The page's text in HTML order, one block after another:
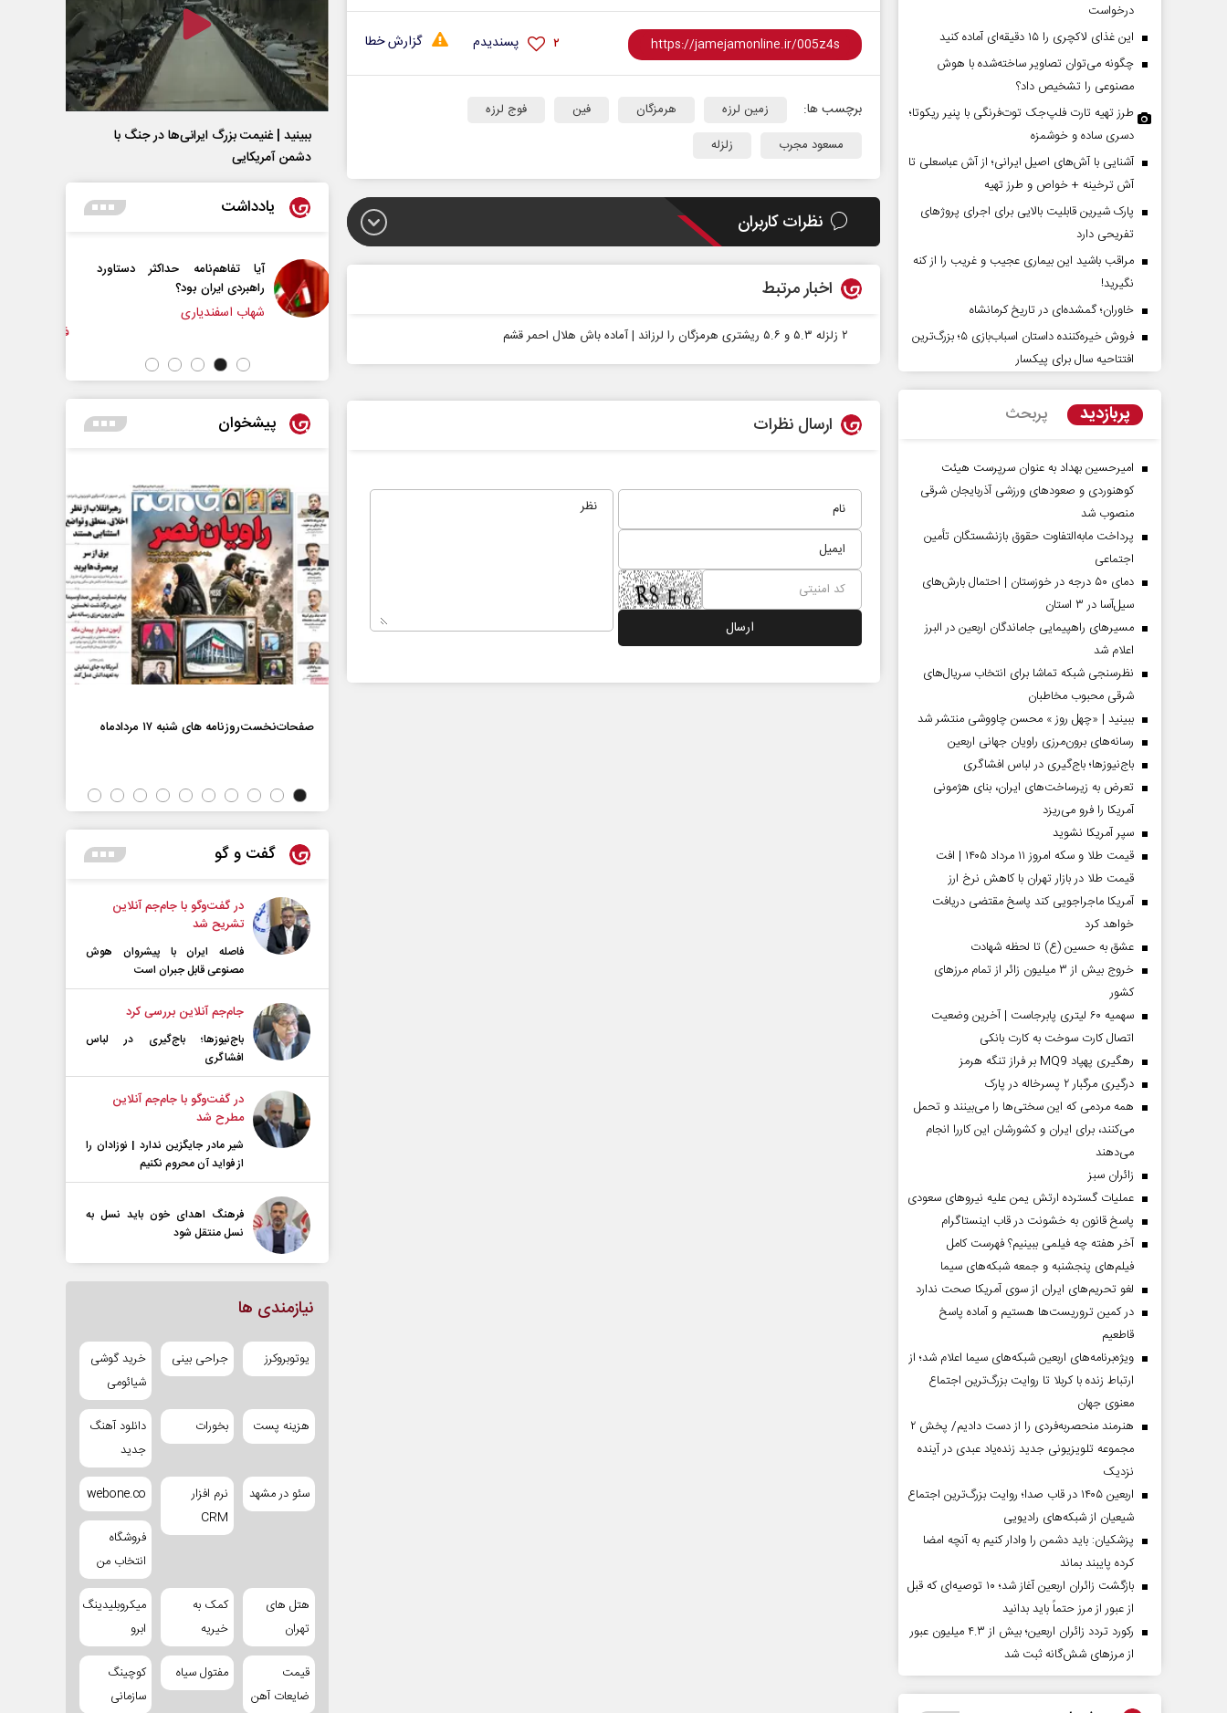
گزارش خطا پسندیدم ۲
برچسب ها: زمین لرزه هرمزگان فین
فوج لرزه
مسعود مجرب
زلزله
نظرات کاربران
اخبار مرتبط
۲ زلزله ۵.۳ و ۵.۶ ریشتری هرمزگان را لرزاند | آماده باش هلال احمر قشم
ارسال نظرات
درخواست
این غذای لاکچری را ۱۵ دقیقه‌ای آماده کنید
چگونه می‌توان تصاویر ساخته‌شده با هوش
مصنوعی را تشخیص داد؟
طرز تهیه تارت فلپ‌جک توت‌فرنگی با پنیر ریکوتا؛
دسری ساده و خوشمزه
آشنایی با آش‌های اصیل ایرانی؛ از آش عباسعلی تا
آش ترخینه + خواص و طرز تهیه
پارک شیرین قابلیت‌ بالایی برای اجرای پروژهای
تفریحی دارد
مراقب باشید این بیماری عجیب و غریب را از کنه
نگیرید!
خاوران؛ گمشده‌ای در تاریخ کرمانشاه
فروش خیره‌کننده داستان اسباب‌بازی ۵؛ بزرگ‌ترین
افتتاحیه سال برای پیکسار
پربازدید پربحث
امیرحسین بهداد به عنوان سرپرست هیئت
کوهنوردی و صعودهای ورزشی آذربایجان شرقی
منصوب شد
پرداخت مابه‌التفاوت حقوق بازنشستگان تأمین
اجتماعی
دمای ۵۰ درجه در خوزستان | احتمال بارش‌های
سیل‌آسا در ۳ استان
مسیر‌های راهپیمایی جاماندگان اربعین در البرز
اعلام شد
نظرسنجی شبکه تماشا برای انتخاب سریال‌های
شرقی محبوب مخاطبان
ببینید | «چهل روز » محسن چاووشی منتشر شد
رسانه‌های برون‌مرزی راویان جهانی اربعین
باج‌نیوزها؛ باج‌گیری در لباس افشاگری
تعرض به زیرساخت‌های ایران، بنای هژمونی
آمریکا را فرو می‌ریزد
سپر آمریکا نشوید
قیمت طلا و سکه امروز ۱۱ مرداد ۱۴۰۵ | افت
قیمت طلا در بازار تهران با کاهش نرخ ارز
آمریکا ماجراجویی کند پاسخ مقتضی دریافت
خواهد کرد
عشق به حسین (ع) تا لحظه شهادت
خروج بیش از ۳ میلیون زائر از تمام مرز‌های
کشور
سهمیه ۶۰ لیتری پابرجاست | آخرین وضعیت
اتصال کارت سوخت به کارت بانکی
رهگیری پهپاد MQ9 بر فراز تنگه هرمز
درگیری مرگبار ۲ پسرخاله در پارک
همه مردمی که این سختی‌ها را می‌بینند و تحمل
می‌کنند، برای ایران و کشورشان این کاررا انجام
می‌دهند
‌زائران سبز
عملیات گسترده ارتش یمن علیه نیروهای سعودی
پاسخ قانون به خشونت در قاب اینستاگرام
آخر هفته چه فیلمی ببینیم؟ فهرست کامل
فیلم‌های پنجشنبه و جمعه شبکه‌های سیما
لغو تحریم‌های ایران از سوی آمریکا صحت ندارد
در کمین تروریست‌ها هستیم و آماده پاسخ
قاطعیم
ویژه‌برنامه‌های اربعین شبکه‌های سیما اعلام شد؛ از
ارتباط زنده با کربلا تا روایت بزرگ‌ترین اجتماع
معنوی جهان
هنرمند منحصر‌به‌فردی را از دست دادیم/ پخش ۲
مجموعه تلویزیونی جدید زنده‌یاد عبدی در آینده
نزدیک
اربعین ۱۴۰۵ در قاب صدا؛ روایت بزرگ‌ترین اجتماع
شیعیان از شبکه‌های رادیویی
پزشکیان: باید دشمن را وادار کنیم به آنچه امضا
کرده پایبند بماند
بازگشت زائران اربعین آغاز شد؛ ۱۰ توصیه‌ای که قبل
از عبور از مرز حتماً باید بدانید
رکورد تردد زائران اربعین؛ بیش از ۴.۳ میلیون عبور
از مرزهای شش‌گانه ثبت شد
ببینید | غنیمت بزرگ ایرانی‌ها در جنگ با
دشمن آمریکایی
یادداشت
ملل بی‌بدیل نیست
خبرنگار، محور پویایی و اعتبار
دکتر مراد عنادی - کارشناس ارشد رسانه
دروازه‌بانی اندوه در مسیر امید
آیا تفاهم‌نامه حداکثر دستاورد
آیا سیاست کلان آمریکا ضدایران
عوض شده است؟
فؤاد ایزدی - کارشناس مسائل بین‌الملل
پیشخوان
صفحات نخست‌روزنامه‌ها‌ی‌چهارشنبه‌۷‌مردادماه
صفحات‌نخست‌روزنامه ها‌ی شنبه ۱۷ مردادماه
گفت و گو
در گفت‌و‌گو با جام‌جم آنلاین
تشریح شد
فاصله ایران با پیشرو‌ان هوش
مصنوعی قابل جبران است
جام‌جم آنلاین بررسی کرد
باج‌نیوزها؛ باج‌گیری در لباس
افشاگری
در گفت‌و‌گو با جام‌جم آنلاین
مطرح شد
شیر مادر جایگزین ندارد | نوزادان را
از فواید آن محروم نکنیم
فرهنگ اهدای خون باید نسل به
نسل منتقل شود
نیازمندی ها
یوتوبروکرز جراحی بینی
خرید گوشی
شیائومی
هزینه پست بخورات
دانلود آهنگ
جدید
سئو در مشهد
نرم افزار
CRM
webone.co
فروشگاه
انتخاب من
هتل های
تهران
کمک به
خیریه
میکروبلیدینگ
ابرو
قیمت
ضایعات آهن
مفتول سیاه
کوچینگ
سازمانی